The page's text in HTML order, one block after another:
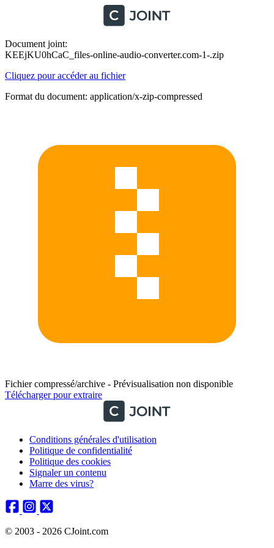
Document joint:
KEEjKU0hCaC_files-online-audio-converter.com-1-.zip
Cliquez pour accéder au fichier
Format du document: application/x-zip-compressed
Fichier compressé/archive - Prévisualisation non disponible
Télécharger pour extraire
Conditions générales d'utilisation
Politique de confidentialité
Politique des cookies
Signaler un contenu
Marre des virus?
© 2003 - 2026 CJoint.com